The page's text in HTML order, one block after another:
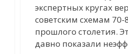
экспертных кругах
советским схемам 70-
прошлого столетия.
давно показали